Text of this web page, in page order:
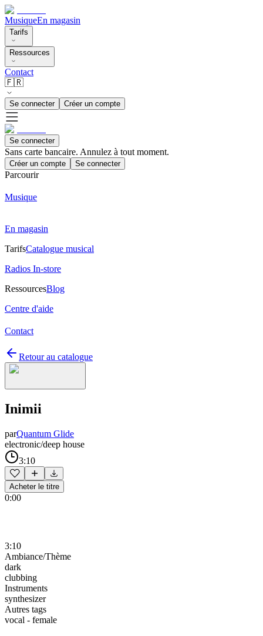
MusiqueEn magasin
Tarifs
Ressources
Contact
🇫🇷
Se connecter Créer un compte
Se connecter
Sans carte bancaire. Annulez à tout moment.
Créer un compte Se connecter
Parcourir
Musique
En magasin
TarifsCatalogue musical
Radios In-store
RessourcesBlog
Centre d'aide
Contact
Retour au catalogue
Inimii
parQuantum Glide
electronic/deep house
3:10
Acheter le titre
0:00
3:10
Ambiance/Thème
dark
clubbing
Instruments
synthesizer
Autres tags
vocal - female